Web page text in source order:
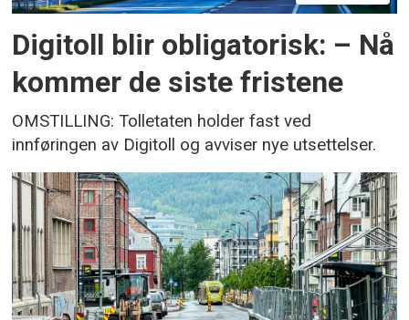
Digitoll blir obligatorisk: – Nå
kommer de siste fristene
OMSTILLING: Tolletaten holder fast ved
innføringen av Digitoll og avviser nye utsettelser.